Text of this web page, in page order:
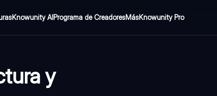
Knowunity AIPrograma de CreadoresMásKnowunity Pro
y